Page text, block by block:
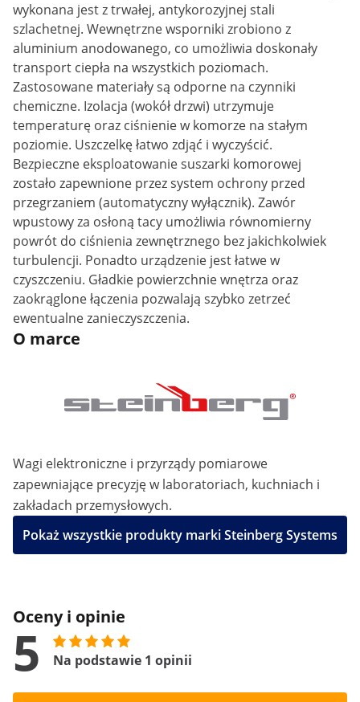
wykonana jest z trwałej, antykorozyjnej stali
szlachetnej. Wewnętrzne wsporniki zrobiono z
aluminium anodowanego, co umożliwia doskonały
transport ciepła na wszystkich poziomach.
Zastosowane materiały są odporne na czynniki
chemiczne. Izolacja (wokół drzwi) utrzymuje
temperaturę oraz ciśnienie w komorze na stałym
poziomie. Uszczelkę łatwo zdjąć i wyczyścić.
Bezpieczne eksploatowanie suszarki komorowej
zostało zapewnione przez system ochrony przed
przegrzaniem (automatyczny wyłącznik). Zawór
wpustowy za osłoną tacy umożliwia równomierny
powrót do ciśnienia zewnętrznego bez jakichkolwiek
turbulencji. Ponadto urządzenie jest łatwe w
czyszczeniu. Gładkie powierzchnie wnętrza oraz
zaokrąglone łączenia pozwalają szybko zetrzeć
ewentualne zanieczyszczenia.
O marce
Wagi elektroniczne i przyrządy pomiarowe
zapewniające precyzję w laboratoriach, kuchniach i
zakładach przemysłowych.
Pokaż wszystkie produkty marki Steinberg Systems
Oceny i opinie
5 Na podstawie 1 opinii